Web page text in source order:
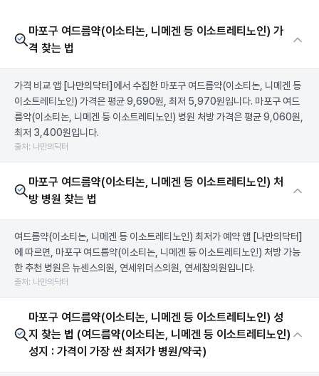
마포구 여드름약(이소티논, 니메겐 등 이소트레티노인) 가
격 찾는 법
가격 비교 앱 [나만의닥터] 에서 수집한 마포구 여드름약(이소티논, 니메겐 등
이소트레티노인) 가격은 평균 9,690원, 최저 5,970원입니다. 마포구 여드
름약(이소티논, 니메겐 등 이소트레티노인) 병원 처방 가격은 평균 9,060원,
최저 3,400원입니다.
출처: 나만의닥터
마포구 여드름약(이소티논, 니메겐 등 이소트레티노인) 처
방 병원 찾는 법
여드름약(이소티논, 니메겐 등 이소트레티노인) 최저가 예약 앱 [나만의닥터]
에 따르면, 마포구 여드름약(이소티논, 니메겐 등 이소트레티노인) 처방 가능
한 추천 병원은 뉴센스의원, 연세위더스의원, 연세참의원입니다.
출처: 나만의닥터
마포구 여드름약(이소티논, 니메겐 등 이소트레티노인) 성
지 찾는 법 (여드름약(이소티논, 니메겐 등 이소트레티노인)
성지 : 가격이 가장 싼 최저가 병원/약국)